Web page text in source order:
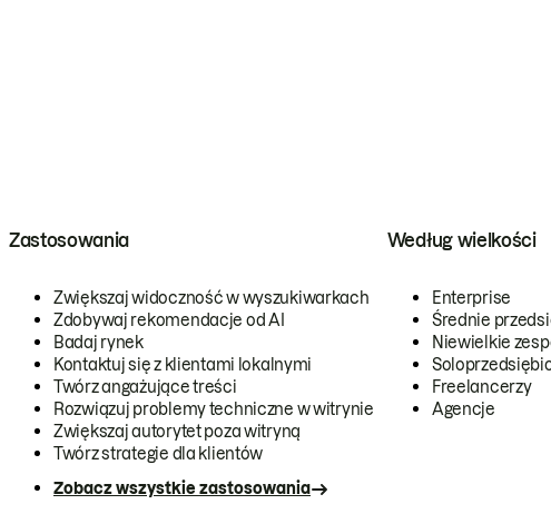
Zastosowania
Zwiększaj widoczność w wyszukiwarkach
Zdobywaj rekomendacje od AI
Badaj rynek
Kontaktuj się z klientami lokalnymi
Twórz angażujące treści
Rozwiązuj problemy techniczne w witrynie
Zwiększaj autorytet poza witryną
Twórz strategie dla klientów
Zobacz wszystkie zastosowania
Według wielkości
Enterprise
Średnie
Niewielkie
Freelancerzy
Agencje